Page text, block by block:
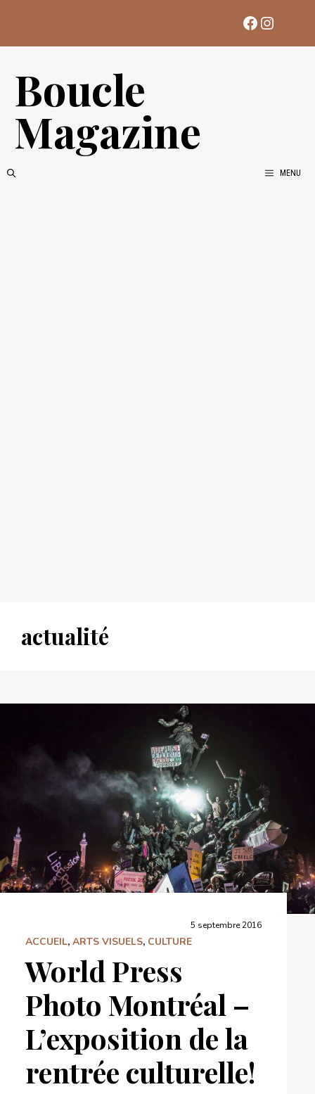
contenu
Facebook
Boucle
Magazine
MENU
actualité
5 septembre 2016
ACCUEIL, ARTS VISUELS, CULTURE
World Press
Photo Montréal –
L’exposition de la
rentrée culturelle!